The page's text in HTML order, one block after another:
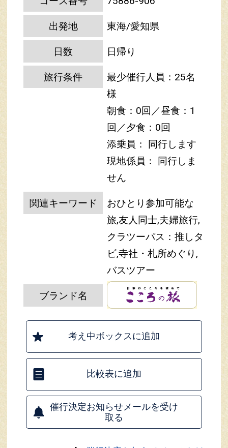
出発地 東海/愛知県
日数 日帰り
旅行条件
最少催行人員：25名
様
朝食：0回／昼食：1
回／夕食：0回
添乗員： 同行します
現地係員： 同行しま
せん
関連キーワード
おひとり参加可能な
旅,友人同士,夫婦旅行,
クラツーパス：推しタ
ビ,寺社・札所めぐり,
バスツアー
ブランド名
考え中ボックスに追加
比較表に追加
催行決定お知らせメールを受け
取る